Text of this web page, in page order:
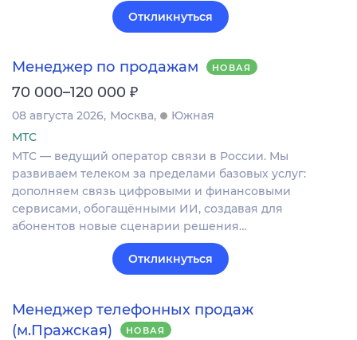
Откликнуться
Менеджер по продажам НОВАЯ
70 000–120 000 ₽
08 августа 2026 Москва
Южная
МТС
МТС — ведущий оператор связи в России. Мы
развиваем телеком за пределами базовых услуг:
дополняем связь цифровыми и финансовыми
сервисами, обогащёнными ИИ, создавая для
абонентов новые сценарии решения…
Откликнуться
Менеджер телефонных продаж
(м.Пражская)
НОВАЯ